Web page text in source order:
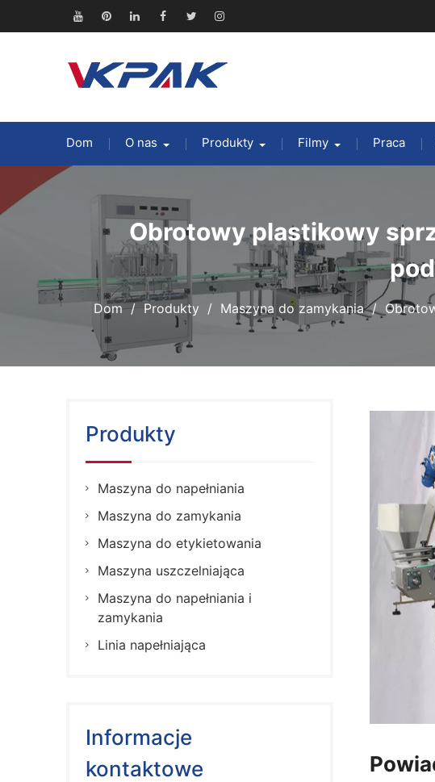
do
YoutubePinterestLinkedinFacebook
ŚwiergotInstagram
Dom O nas Produkty Filmy Praca
Obrotowy plastikowy
Dom Produkty Maszyna do zamykania
Produkty
Maszyna do napełniania
Maszyna do zamykania
Maszyna do etykietowania
Maszyna uszczelniająca
Maszyna do napełniania i
zamykania
Linia napełniająca
Informacje
kontaktowe